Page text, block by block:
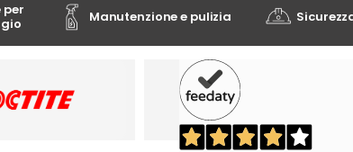
per
Manutenzione e pulizia